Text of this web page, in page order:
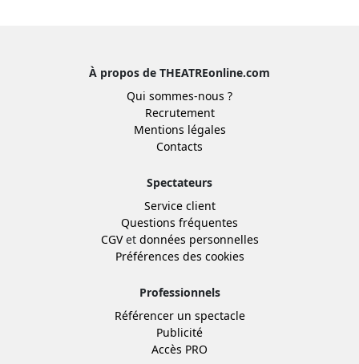
À propos de THEATREonline.com
Qui sommes-nous ?
Recrutement
Mentions légales
Contacts
Spectateurs
Service client
Questions fréquentes
CGVet données personnelles
Préférences des cookies
Professionnels
Référencer un spectacle
Publicité
Accès PRO